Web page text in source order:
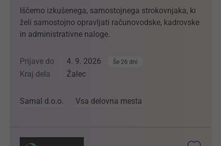
Iščemo izkušenega, samostojnega strokovnjaka, ki
želi samostojno opravljati računovodske, kadrovske
in administrativne naloge.
Prijave do 4. 9. 2026 Še 26 dni
Kraj dela Žalec
Samal d.o.o. Vsa delovna mesta